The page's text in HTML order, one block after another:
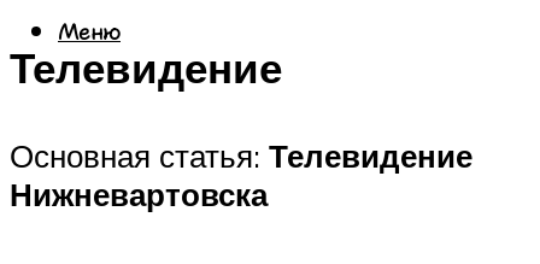
Меню
Телевидение
Основная статья: Телевидение
Нижневартовска